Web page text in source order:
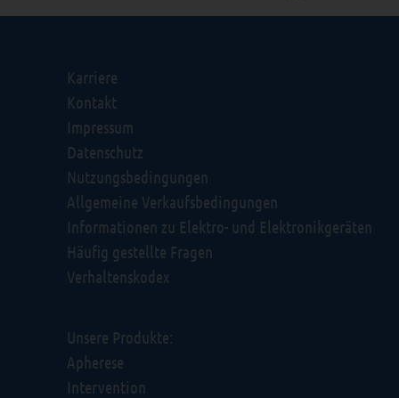
Karriere
Kontakt
Impressum
Datenschutz
Nutzungsbedingungen
Allgemeine Verkaufsbedingungen
Informationen zu Elektro- und Elektronikgeräten
Häufig gestellte Fragen
Verhaltenskodex
Unsere Produkte:
Apherese
Intervention